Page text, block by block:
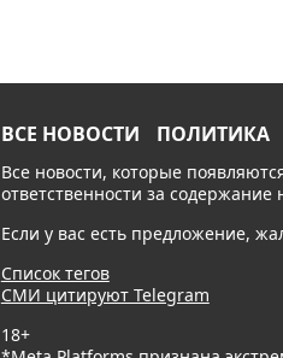
ВСЕ НОВОСТИ ПОЛИТИКА
Все новости, которые
ответственности за содержание
Если у вас есть предложение,
Список тегов
СМИ цитируют Telegram
18+